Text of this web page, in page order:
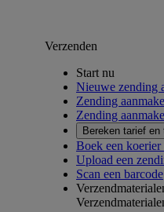
Verzenden
Start nu
Nieuwe zending
Zending
Zending
Bereken tarief en
Boek een
Upload een
Scan een barcode